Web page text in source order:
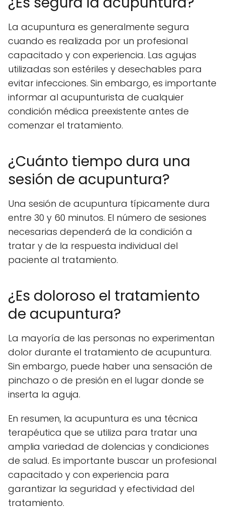
La acupuntura es generalmente segura
cuando es realizada por un profesional
capacitado y con experiencia. Las agujas
utilizadas son estériles y desechables para
evitar infecciones. Sin embargo, es importante
informar al acupunturista de cualquier
condición médica preexistente antes de
comenzar el tratamiento.
¿Cuánto tiempo dura una
sesión de acupuntura?
Una sesión de acupuntura típicamente dura
entre 30 y 60 minutos. El número de sesiones
necesarias dependerá de la condición a
tratar y de la respuesta individual del
paciente al tratamiento.
¿Es doloroso el tratamiento
de acupuntura?
La mayoría de las personas no experimentan
dolor durante el tratamiento de acupuntura.
Sin embargo, puede haber una sensación de
pinchazo o de presión en el lugar donde se
inserta la aguja.
En resumen, la acupuntura es una técnica
terapéutica que se utiliza para tratar una
amplia variedad de dolencias y condiciones
de salud. Es importante buscar un profesional
capacitado y con experiencia para
garantizar la seguridad y efectividad del
tratamiento.